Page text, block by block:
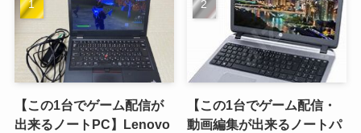
【この1台でゲーム配信が
出来るノートPC】Lenovo
【この1台でゲーム配信・
動画編集が出来るノートパ